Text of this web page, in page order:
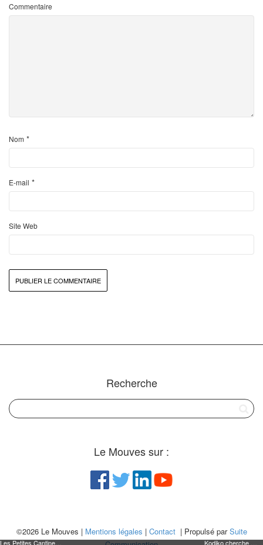
Les Petites Cantines recrutent ! Kodiko cherche un.e chef.fe de projet territorial à Orléans - URGENT
Commentaire
Nom *
E-mail *
Site Web
Recherche
Le Mouves sur :
©2026 Le Mouves | Mentions légales | Contact| Propulsé parSuite